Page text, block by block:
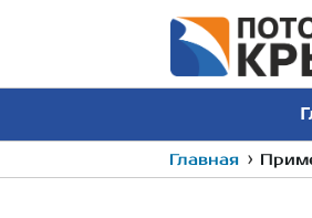
Главная ›